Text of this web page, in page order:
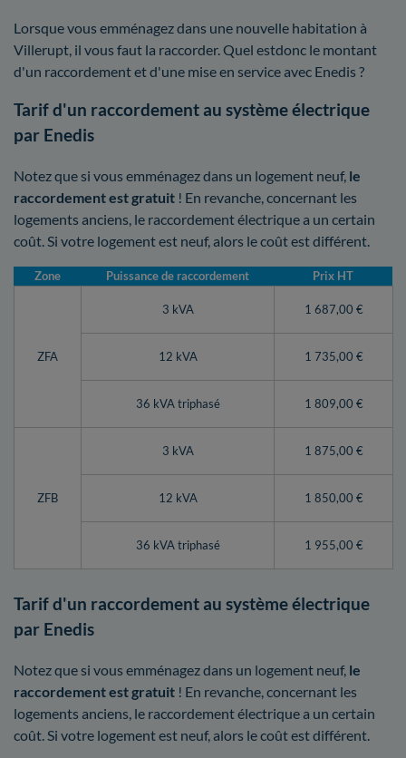
Lorsque vous emménagez dans une nouvelle habitation à
Villerupt, il vous faut la raccorder. Quel estdonc le montant
d'un raccordement et d'une mise en service avec Enedis ?
Tarif d'un raccordement au système électrique
par Enedis
Notez que si vous emménagez dans un logement neuf, le
raccordement est gratuit ! En revanche, concernant les
logements anciens, le raccordement électrique a un certain
coût. Si votre logement est neuf, alors le coût est différent.
Zone Puissance de raccordement Prix HT
ZFA
3 kVA 1 687,00 €
12 kVA 1 735,00 €
36 kVA triphasé 1 809,00 €
ZFB
3 kVA 1 875,00 €
12 kVA 1 850,00 €
36 kVA triphasé 1 955,00 €
Tarif d'un raccordement au système électrique
par Enedis
Notez que si vous emménagez dans un logement neuf, le
raccordement est gratuit ! En revanche, concernant les
logements anciens, le raccordement électrique a un certain
coût. Si votre logement est neuf, alors le coût est différent.